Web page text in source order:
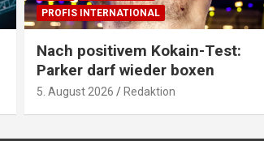
PROFIS INTERNATIONAL
Nach positivem Kokain-Test:
Parker darf wieder boxen
5. August 2026 Redaktion